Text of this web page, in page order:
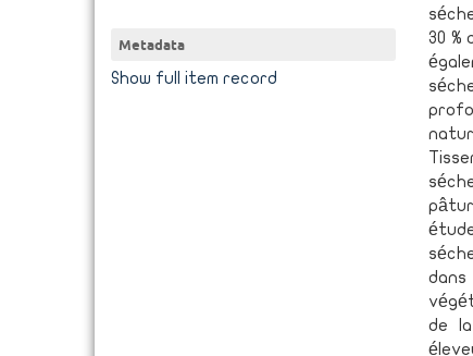
Metadata
Show full item record
30 %
dans
de